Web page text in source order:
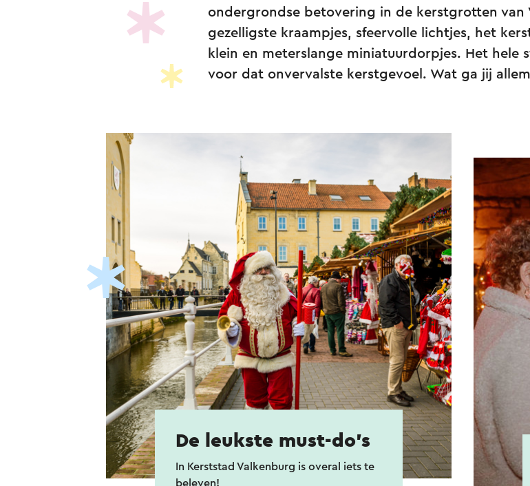
ondergrondse betovering in de kerstgrotten van
gezelligste kraampjes, sfeervolle lichtjes, het
klein en meterslange miniatuurdorpjes. Het hele
voor dat onvervalste kerstgevoel. Wat ga jij
De leukste must-do's
In Kerststad Valkenburg is overal iets te
beleven!